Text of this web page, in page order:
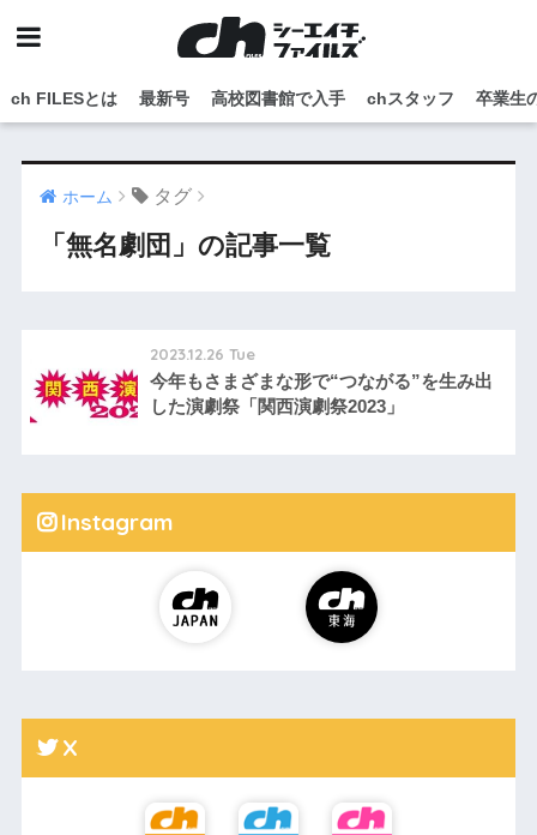
ch FILESとは 最新号 高校図書館で入手 chスタッフ 卒業生
ホーム タグ
「無名劇団」の記事一覧
2023.12.26 Tue
今年もさまざまな形で“つながる”を生み出
した演劇祭「関西演劇祭2023」
Instagram
X